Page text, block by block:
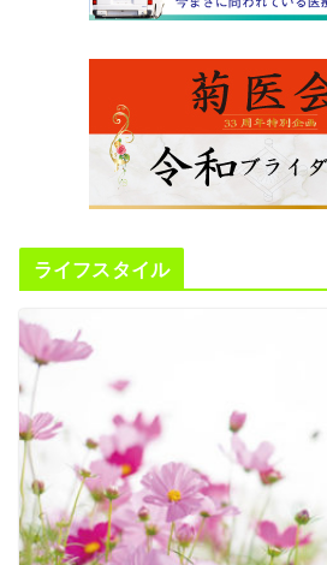
ライフスタイル